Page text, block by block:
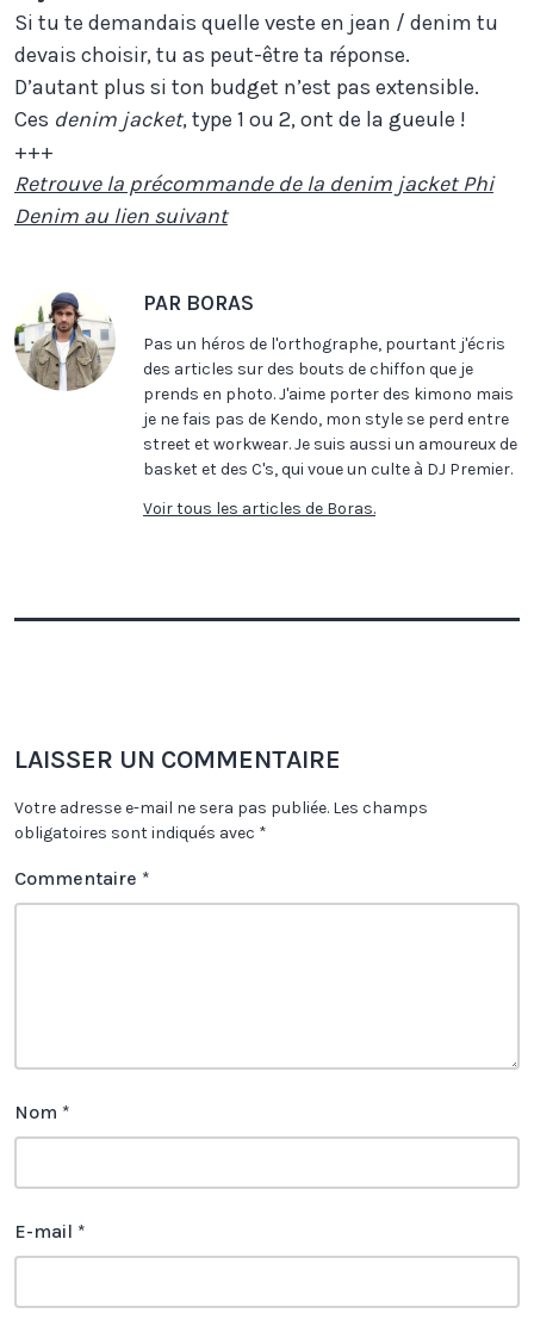
Si tu te demandais quelle veste en jean / denim tu
devais choisir, tu as peut-être ta réponse.
D’autant plus si ton budget n’est pas extensible.
Ces denim jacket, type 1 ou 2, ont de la gueule !
+++
Retrouve la précommande de la denim jacket Phi
Denim au lien suivant
PAR BORAS
Pas un héros de l'orthographe, pourtant j'écris
des articles sur des bouts de chiffon que je
prends en photo. J'aime porter des kimono mais
je ne fais pas de Kendo, mon style se perd entre
street et workwear. Je suis aussi un amoureux de
basket et des C's, qui voue un culte à DJ Premier.
Voir tous les articles de Boras.
LAISSER UN COMMENTAIRE
Votre adresse e-mail ne sera pas publiée. Les champs
obligatoires sont indiqués avec *
Commentaire *
Nom *
E-mail *